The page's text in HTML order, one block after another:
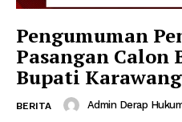
Pengumuman
Pasangan
Bupati
BERITA Admin Derap